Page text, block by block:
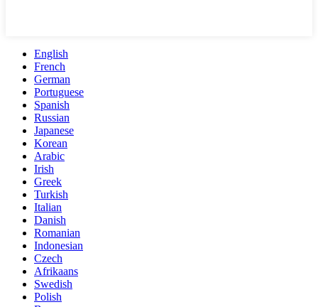
English
French
German
Portuguese
Spanish
Russian
Japanese
Korean
Arabic
Irish
Greek
Turkish
Italian
Danish
Romanian
Indonesian
Czech
Afrikaans
Swedish
Polish